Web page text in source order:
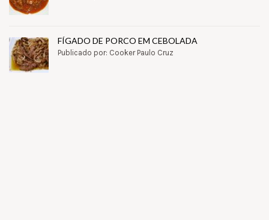
FÍGADO DE PORCO EM CEBOLADA
Publicado por: Cooker Paulo Cruz